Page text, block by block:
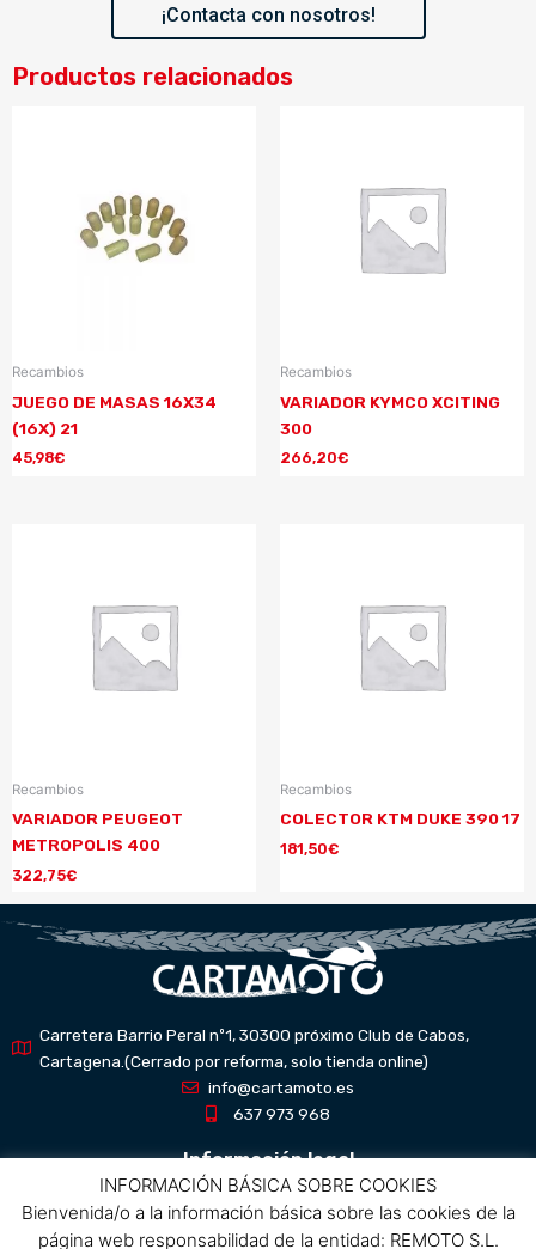
¡Contacta con nosotros!
Productos relacionados
Recambios
JUEGO DE MASAS 16X34
(16X) 21
45,98€
Recambios
VARIADOR KYMCO XCITING
300
266,20€
Recambios
VARIADOR PEUGEOT
METROPOLIS 400
322,75€
Recambios
COLECTOR KTM DUKE 390 17
181,50€
Carretera Barrio Peral nº1, 30300 próximo Club de Cabos,
Cartagena.(Cerrado por reforma, solo tienda online)
info@cartamoto.es
637 973 968
Información legal
Aviso Legal
INFORMACIÓN BÁSICA SOBRE COOKIES
Bienvenida/o a la información básica sobre las cookies de la
página web responsabilidad de la entidad: REMOTO S.L.